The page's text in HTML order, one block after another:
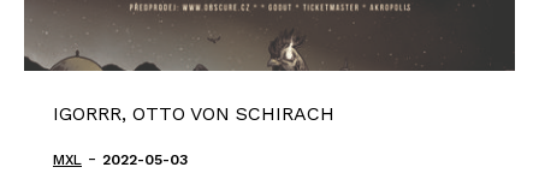
IGORRR, OTTO VON SCHIRACH
MXL - 2022-05-03